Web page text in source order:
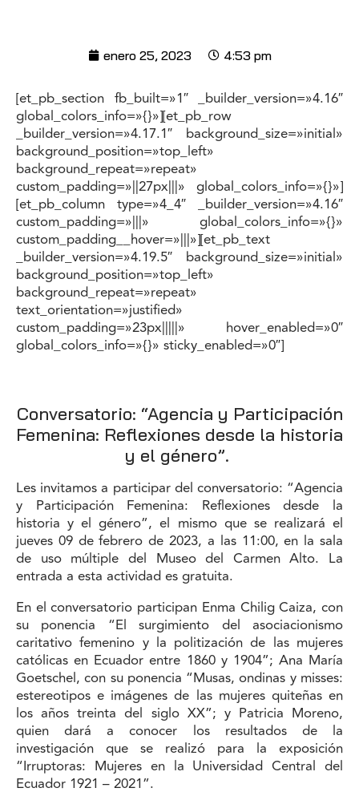
enero 25, 2023 4:53 pm
[et_pb_section fb_built=»1″ _builder_version=»4.16″
global_colors_info=»{}»][et_pb_row
_builder_version=»4.17.1″ background_size=»initial»
background_position=»top_left»
background_repeat=»repeat»
custom_padding=»||27px|||» global_colors_info=»{}»]
[et_pb_column type=»4_4″ _builder_version=»4.16″
custom_padding=»|||» global_colors_info=»{}»
custom_padding__hover=»|||»][et_pb_text
_builder_version=»4.19.5″ background_size=»initial»
background_position=»top_left»
background_repeat=»repeat»
text_orientation=»justified»
custom_padding=»23px|||||» hover_enabled=»0″
global_colors_info=»{}» sticky_enabled=»0″]
Conversatorio: “Agencia y Participación
Femenina: Reflexiones desde la historia
y el género”.
Les invitamos a participar del conversatorio: “Agencia
y Participación Femenina: Reflexiones desde la
historia y el género”, el mismo que se realizará el
jueves 09 de febrero de 2023, a las 11:00, en la sala
de uso múltiple del Museo del Carmen Alto. La
entrada a esta actividad es gratuita.
En el conversatorio participan Enma Chilig Caiza, con
su ponencia “El surgimiento del asociacionismo
caritativo femenino y la politización de las mujeres
católicas en Ecuador entre 1860 y 1904”; Ana María
Goetschel, con su ponencia “Musas, ondinas y misses:
estereotipos e imágenes de las mujeres quiteñas en
los años treinta del siglo XX”; y Patricia Moreno,
quien dará a conocer los resultados de la
investigación que se realizó para la exposición
“Irruptoras: Mujeres en la Universidad Central del
Ecuador 1921 – 2021”.